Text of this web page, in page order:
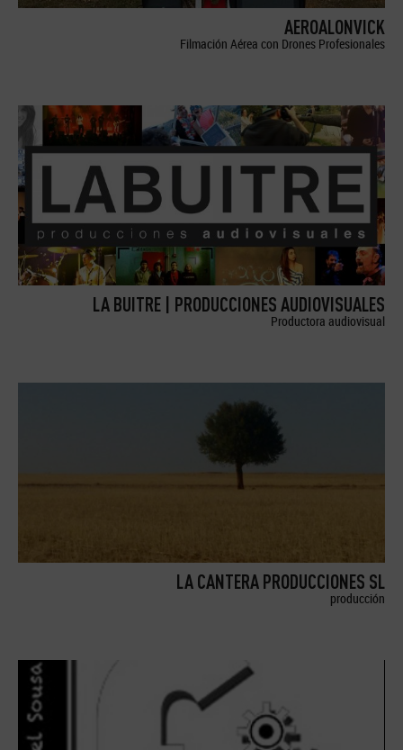
AEROALONVICK
Filmación Aérea con Drones Profesionales
LA BUITRE | PRODUCCIONES AUDIOVISUALES
Productora audiovisual
LA CANTERA PRODUCCIONES SL
producción